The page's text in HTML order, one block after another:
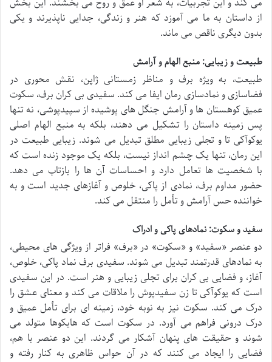
از داستان به ما می آموزد که هنر و زندگی، جدایی ناپذیرند و یکی
بدون دیگری ناقص می ماند.
طبیعت و زیبایی: منبع الهام و آرامش
طبیعت، به ویژه برف و مناظر زمستانی ژاپن، نقش محوری در
فضاسازی و نمادسازی رمان ایفا می کند. سفیدی بی کران برف، سکوت
عمیق کوهستان ها و آرامش جنگل های پوشیده از سپیدپوشی، نه تنها
پس زمینه داستان را تشکیل می دهند، بلکه به منبع الهام اصلی
یوکوآکی تا و تجلی زیبایی مطلق تبدیل می شوند. زیبایی طبیعت در
این رمان، تنها یک چشم انداز نیست، بلکه یک موجود زنده است که
با شخصیت ها تعامل دارد و احساسات آن ها را بازتاب می دهد.
حضور مداوم برف، نمادی از پاکی، خلوص و آغازهای جدید است و به
خواننده حس آرامش و تأمل را منتقل می کند.
سفید و سکوت: نمادهای پاکی و ادراک
دو عنصر «سفید» و «سکوت» در «برف» فراتر از ویژگی های محیطی،
به نمادهای قدرتمند تبدیل می شوند. سفیدی برف نماد پاکی، خلوص،
آغاز، و فضایی بی کران برای تجلی زیبایی و هنر است. در این سفیدی
است که یوکوآکی تا زن سفیدپوش را ملاقات می کند و معنای عشق را
درک می کند. سکوت نیز به نوبه خود، زمینه ای برای تأمل عمیق و
درک درونی فراهم می آورد. در سکوت است که هایکوها متولد می
شوند و حقیقت های پنهان آشکار می گردند. این دو عنصر با هم،
فضایی را ایجاد می کنند که در آن حواس ظاهری به کنار رفته و